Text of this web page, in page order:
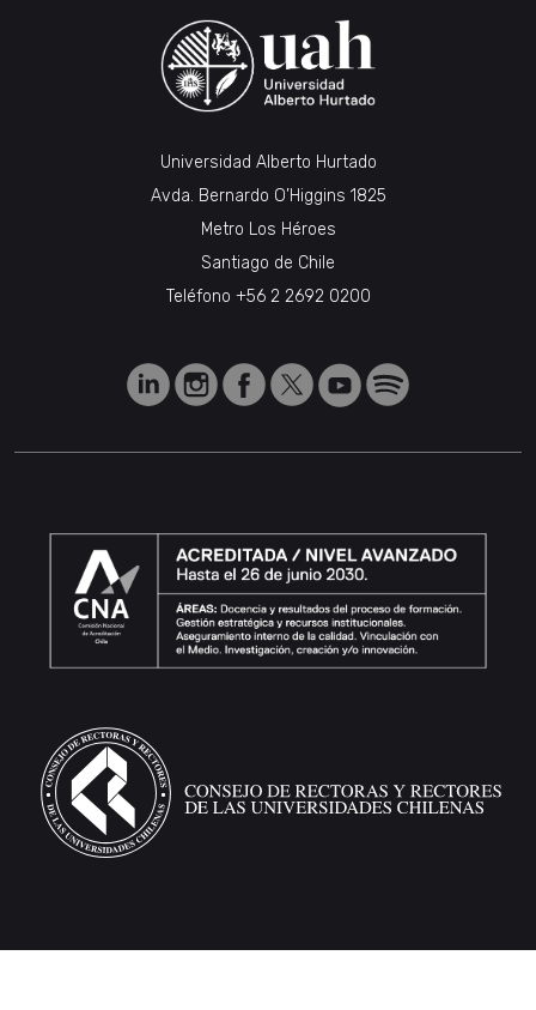
Universidad Alberto Hurtado
Avda. Bernardo O’Higgins 1825
Metro Los Héroes
Santiago de Chile
Teléfono +56 2 2692 0200